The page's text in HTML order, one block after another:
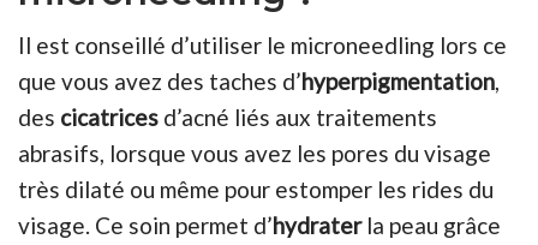
Il est conseillé d’utiliser le microneedling lors ce
que vous avez des taches d’hyperpigmentation
des cicatrices d’acné liés aux traitements
abrasifs, lorsque vous avez les pores du visage
très dilaté ou même pour estomper les rides du
visage. Ce soin permet d’hydraterla peau grâce